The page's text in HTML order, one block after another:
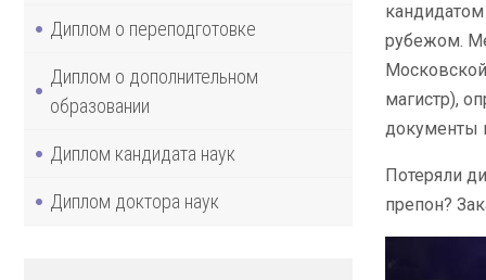
Диплом о переподготовке
Диплом о дополнительном
образовании
Диплом кандидата наук
Диплом доктора наук
рубежом.
магистр),
документы
Потеряли
препон?